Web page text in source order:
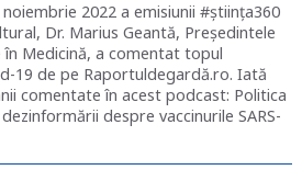
2022 a emisiunii #știința360
Dr. Marius Geantă, Președintele
Medicină, a comentat topul
19 de pe Raportuldegardă.ro. Iată
comentate în acest podcast: Politica
despre vaccinurile SARS-